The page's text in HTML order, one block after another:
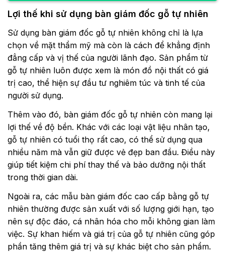
Lợi thế khi sử dụng bàn giám đốc gỗ tự nhiên
Sử dụng bàn giám đốc gỗ tự nhiên không chỉ là lựa
chọn về mặt thẩm mỹ mà còn là cách để khẳng định
đẳng cấp và vị thế của người lãnh đạo. Sản phẩm từ
gỗ tự nhiên luôn được xem là món đồ nội thất có giá
trị cao, thể hiện sự đầu tư nghiêm túc và tinh tế của
người sử dụng.
Thêm vào đó, bàn giám đốc gỗ tự nhiên còn mang lại
lợi thế về độ bền. Khác với các loại vật liệu nhân tạo,
gỗ tự nhiên có tuổi thọ rất cao, có thể sử dụng qua
nhiều năm mà vẫn giữ được vẻ đẹp ban đầu. Điều này
giúp tiết kiệm chi phí thay thế và bảo dưỡng nội thất
trong thời gian dài.
Ngoài ra, các mẫu bàn giám đốc cao cấp bằng gỗ tự
nhiên thường được sản xuất với số lượng giới hạn, tạo
nên sự độc đáo, cá nhân hóa cho mỗi không gian làm
việc. Sự khan hiếm và giá trị của gỗ tự nhiên cũng góp
phần tăng thêm giá trị và sự khác biệt cho sản phẩm.